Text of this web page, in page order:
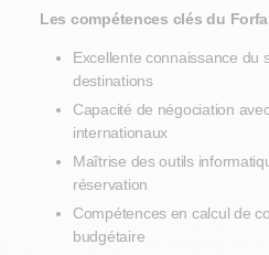
Les compétences clés du
Excellente connaissance du
destinations
Capacité de négociation
internationaux
Maîtrise des outils
réservation
Compétences en calcul de
budgétaire